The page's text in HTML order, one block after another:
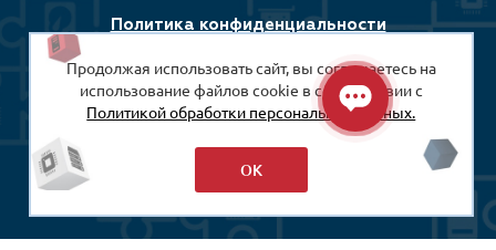
Политика конфиденциальности
Соглашение на обработку персональных данных
© 2008-2026
ООО «СРВ-Трейд»
Продолжая использовать сайт, вы соглашаетесь на
использование файлов cookie в соответствии с
Политикой обработки персональных данных.
ОК